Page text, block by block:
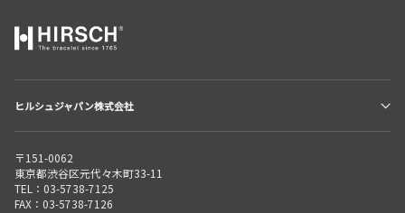
ヒルシュジャパン株式会社
〒151-0062
東京都渋谷区元代々木町33-11
TEL：03-5738-7125
FAX：03-5738-7126